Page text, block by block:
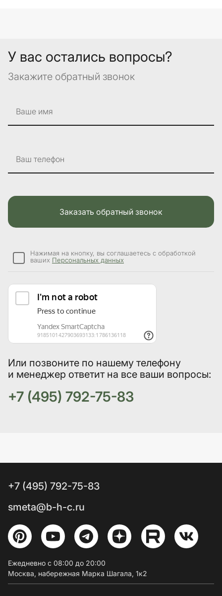
У вас остались вопросы?
Закажите обратный звонок
Или позвоните по нашему телефону
и менеджер ответит на все ваши вопросы:
+7 (495) 792-75-83
Ваше имя
Ваш телефон
Заказать обратный звонок
Нажимая на кнопку, вы соглашаетесь с обработкой
ваших Персональных данных
+7 (495) 792-75-83
smeta@b-h-c.ru
Ежедневно с 08:00 до 20:00
Москва, набережная Марка Шагала, 1к2